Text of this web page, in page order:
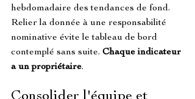
hebdomadaire des tendances de fond.
Relier la donnée à une responsabilité
nominative évite le tableau de bord
contemplé sans suite. Chaque indicateur
a un propriétaire.